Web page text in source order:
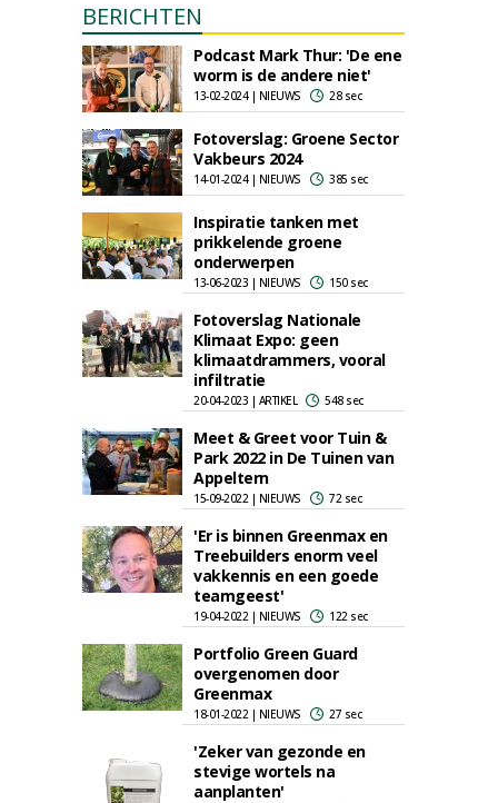
BERICHTEN
Podcast Mark Thur: 'De ene
worm is de andere niet'
13-02-2024 | NIEUWS 28 sec
Fotoverslag: Groene Sector
Vakbeurs 2024
14-01-2024 | NIEUWS 385 sec
Inspiratie tanken met
prikkelende groene
onderwerpen
13-06-2023 | NIEUWS 150 sec
Fotoverslag Nationale
Klimaat Expo: geen
klimaatdrammers, vooral
infiltratie
20-04-2023 | ARTIKEL 548 sec
Meet & Greet voor Tuin &
Park 2022 in De Tuinen van
Appeltern
15-09-2022 | NIEUWS 72 sec
'Er is binnen Greenmax en
Treebuilders enorm veel
vakkennis en een goede
teamgeest'
19-04-2022 | NIEUWS 122 sec
Portfolio Green Guard
overgenomen door
Greenmax
18-01-2022 | NIEUWS 27 sec
'Zeker van gezonde en
stevige wortels na
aanplanten'